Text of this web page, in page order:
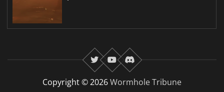
twitteryoutubeDiscord
Copyright © 2026Wormhole Tribune